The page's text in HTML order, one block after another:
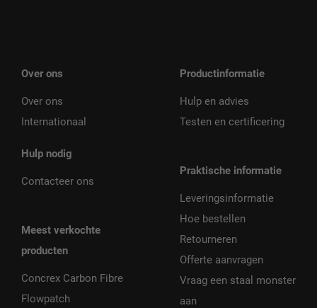
Over ons
Over ons
Internationaal
Hulp nodig
Contacteer ons
Meest verkochte
producten
Concrex Carbon Fibre
Flowpatch
Productinformatie
Hulp en advies
Testen en certificering
Praktische informatie
Leveringsinformatie
Hoe bestellen
Retourneren
Offerte aanvragen
Vraag een staal monster
aan